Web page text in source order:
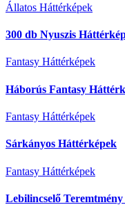
Állatos Háttérképek
300 db Nyuszis
Fantasy Háttérképek
Háborús Fantasy
Fantasy Háttérképek
Sárkányos Háttérképek
Fantasy Háttérképek
Lebilincselő